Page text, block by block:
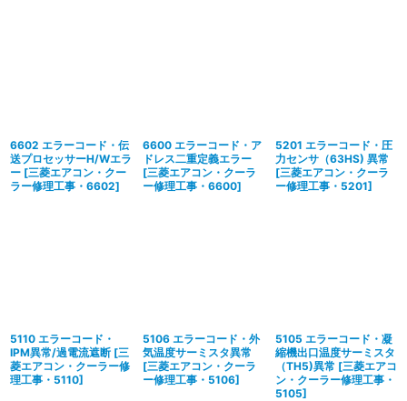
6602 エラーコード・伝
送プロセッサーH/Wエラ
ー [三菱エアコン・クー
ラー修理工事・6602]
6600 エラーコード・ア
ドレス二重定義エラー
[三菱エアコン・クーラ
ー修理工事・6600]
5201 エラーコード・圧
力センサ（63HS) 異常
[三菱エアコン・クーラ
ー修理工事・5201]
5110 エラーコード・
IPM異常/過電流遮断 [三
菱エアコン・クーラー修
理工事・5110]
5106 エラーコード・外
気温度サーミスタ異常
[三菱エアコン・クーラ
ー修理工事・5106]
5105 エラーコード・凝
縮機出口温度サーミスタ
（TH5)異常 [三菱エアコ
ン・クーラー修理工事・
5105]